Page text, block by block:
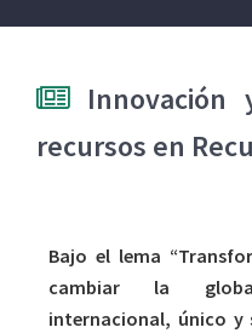
Innovación
recursos en
Bajo el lema
cambiar la
internacional, único y